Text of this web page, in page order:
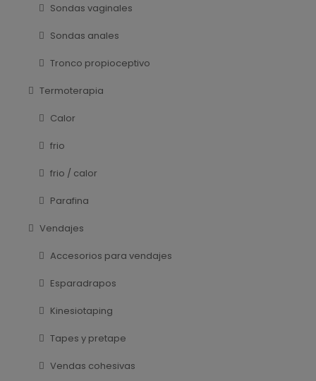
Sondas vaginales
Sondas anales
Tronco propioceptivo
Termoterapia
Calor
frio
frio / calor
Parafina
Vendajes
Accesorios para vendajes
Esparadrapos
Kinesiotaping
Tapes y pretape
Vendas cohesivas